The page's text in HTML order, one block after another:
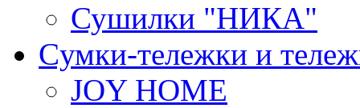
Сушилки "НИКА"
Cумки-тележки и
JOY HOME